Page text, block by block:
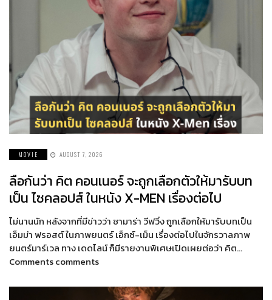
MOVIE AUGUST 7, 2026
ลือกันว่า คิต คอนเนอร์ จะถูกเลือกตัวให้มารับบท
เป็น ไซคลอปส์ ในหนัง X-MEN เรื่องต่อไป
ไม่นานนัก หลังจากที่มีข่าวว่า ซามาร่า วีฟวิ่ง ถูกเลือกให้มารับบทเป็น
เอ็มม่า ฟรอสต์ ในภาพยนตร์ เอ็กซ์-เม็น เรื่องต่อไปในจักรวาลภาพ
ยนตร์มาร์เวล ทาง เดดไลน์ ก็มีรายงานพิเศษเปิดเผยต่อว่า คิต…
Comments comments